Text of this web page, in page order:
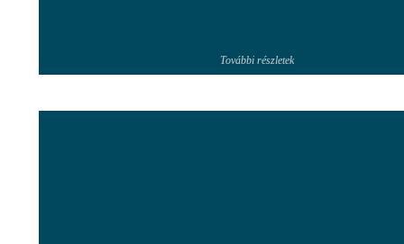
További részletek